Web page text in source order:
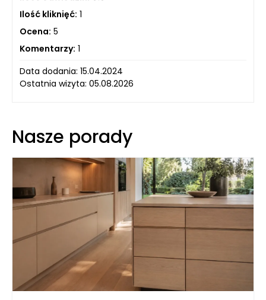
Ilość kliknięć: 1
Ocena: 5
Komentarzy: 1
Data dodania: 15.04.2024
Ostatnia wizyta: 05.08.2026
Nasze porady